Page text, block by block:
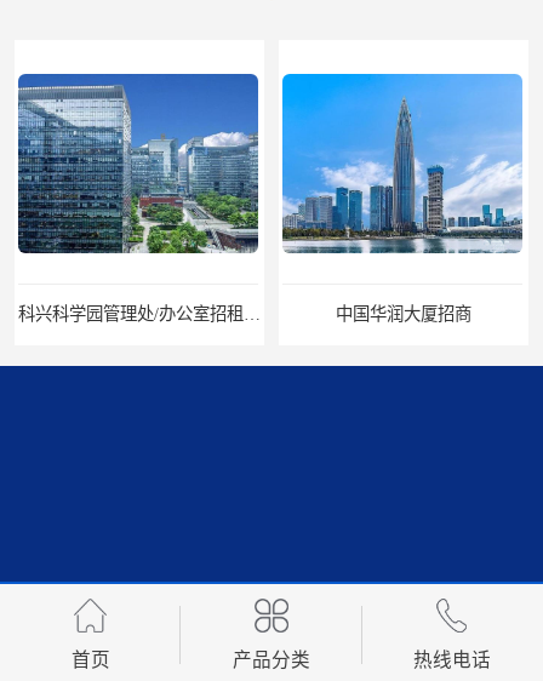
中国华润大厦招商
招商局广场出租 华润置地大厦招租
首页 产品分类 热线电话